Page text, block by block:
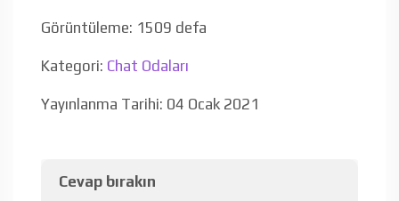
Görüntüleme: 1509 defa
Kategori: Chat Odaları
Yayınlanma Tarihi: 04 Ocak 2021
Cevap bırakın